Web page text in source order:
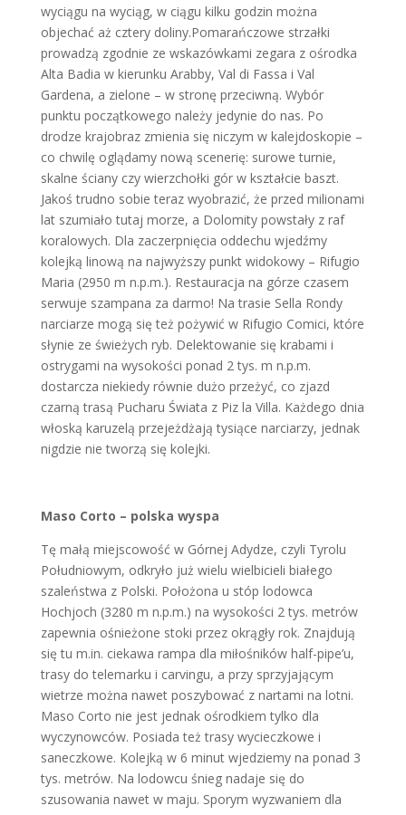
wyciągu na wyciąg, w ciągu kilku godzin można
objechać aż cztery doliny.Pomarańczowe strzałki
prowadzą zgodnie ze wskazówkami zegara z ośrodka
Alta Badia w kierunku Arabby, Val di Fassa i Val
Gardena, a zielone – w stronę przeciwną. Wybór
punktu początkowego należy jedynie do nas. Po
drodze krajobraz zmienia się niczym w kalejdoskopie –
co chwilę oglądamy nową scenerię: surowe turnie,
skalne ściany czy wierzchołki gór w kształcie baszt.
Jakoś trudno sobie teraz wyobrazić, że przed milionami
lat szumiało tutaj morze, a Dolomity powstały z raf
koralowych. Dla zaczerpnięcia oddechu wjedźmy
kolejką linową na najwyższy punkt widokowy – Rifugio
Maria (2950 m n.p.m.). Restauracja na górze czasem
serwuje szampana za darmo! Na trasie Sella Rondy
narciarze mogą się też pożywić w Rifugio Comici, które
słynie ze świeżych ryb. Delektowanie się krabami i
ostrygami na wysokości ponad 2 tys. m n.p.m.
dostarcza niekiedy równie dużo przeżyć, co zjazd
czarną trasą Pucharu Świata z Piz la Villa. Każdego dnia
włoską karuzelą przejeżdżają tysiące narciarzy, jednak
nigdzie nie tworzą się kolejki.
Maso Corto – polska wyspa
Tę małą miejscowość w Górnej Adydze, czyli Tyrolu
Południowym, odkryło już wielu wielbicieli białego
szaleństwa z Polski. Położona u stóp lodowca
Hochjoch (3280 m n.p.m.) na wysokości 2 tys. metrów
zapewnia ośnieżone stoki przez okrągły rok. Znajdują
się tu m.in. ciekawa rampa dla miłośników half-pipe’u,
trasy do telemarku i carvingu, a przy sprzyjającym
wietrze można nawet poszybować z nartami na lotni.
Maso Corto nie jest jednak ośrodkiem tylko dla
wyczynowców. Posiada też trasy wycieczkowe i
saneczkowe. Kolejką w 6 minut wjedziemy na ponad 3
tys. metrów. Na lodowcu śnieg nadaje się do
szusowania nawet w maju. Sporym wyzwaniem dla